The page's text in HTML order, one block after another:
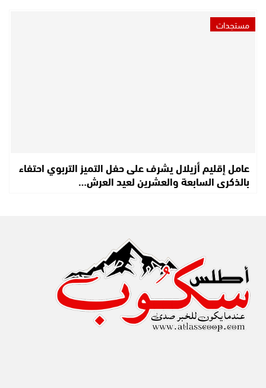
مستجدات
عامل إقليم أزيلال يشرف على حفل التميز التربوي احتفاء
بالذكرى السابعة والعشرين لعيد العرش…